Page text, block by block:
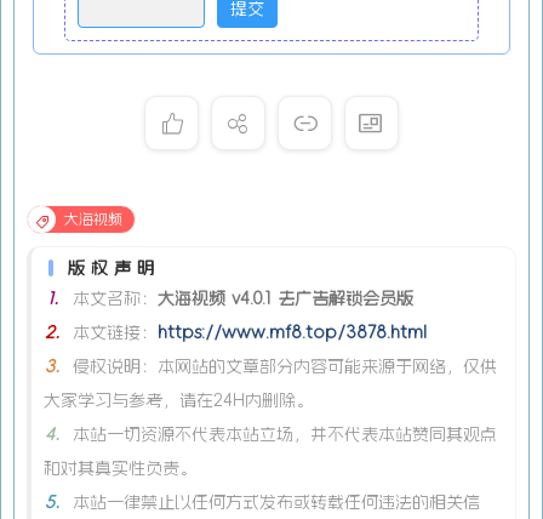
大海视频
版权声明
1.
本文名称： 大海视频 v4.0.1 去广告解锁会员版
2.
本文链接：
https://www.mf8.top/3878.html
3.
侵权说明：本网站的文章部分内容可能来源于网络，仅供
大家学习与参考，请在24H内删除。
4.
本站一切资源不代表本站立场，并不代表本站赞同其观点
和对其真实性负责。
5.
本站一律禁止以任何方式发布或转载任何违法的相关信